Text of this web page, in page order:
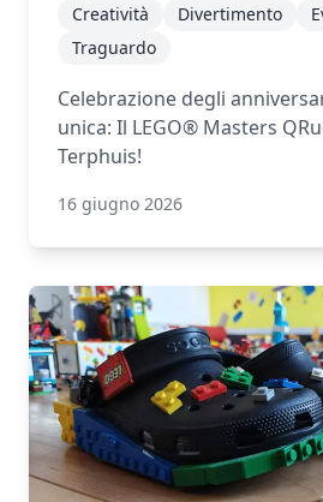
Creatività Divertimento
Traguardo
Celebrazione degli
unica: Il LEGO® Masters
Terphuis!
16 giugno 2026